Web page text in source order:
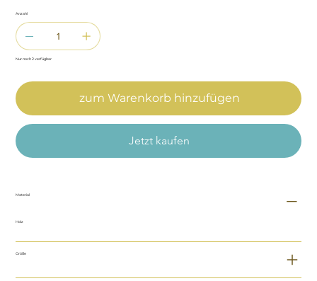
Anzahl
Nur noch 2 verfügbar
zum Warenkorb hinzufügen
Jetzt kaufen
Material
Holz
Größe